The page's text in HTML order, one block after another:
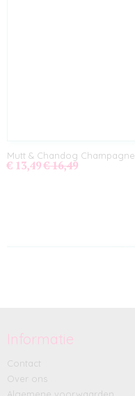
Mutt & Chandog Champagne
€ 13,49 € 16,49
Informatie
Contact
Over ons